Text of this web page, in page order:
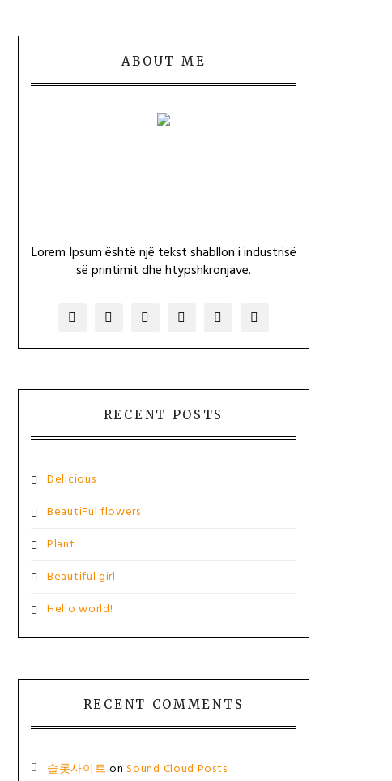
ABOUT ME
Lorem Ipsum është një tekst shabllon i industrisë
së printimit dhe htypshkronjave.
RECENT POSTS
Delicious
BeautiFul flowers
Plant
Beautiful girl
Hello world!
RECENT COMMENTS
슬롯사이트 onSound Cloud Posts